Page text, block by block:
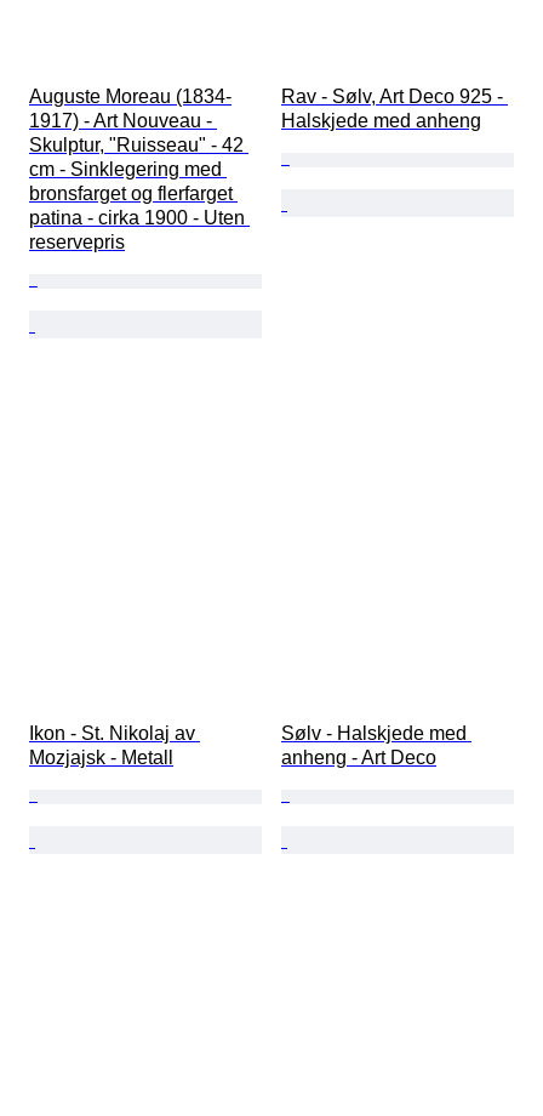
Auguste Moreau (1834-
1917) - Art Nouveau -
Skulptur, "Ruisseau" - 42
cm - Sinklegering med
bronsfarget og flerfarget
patina - cirka 1900 - Uten
reservepris
Rav - Sølv, Art Deco 925 -
Halskjede med anheng
Ikon - St. Nikolaj av
Mozjajsk - Metall
Sølv - Halskjede med
anheng - Art Deco